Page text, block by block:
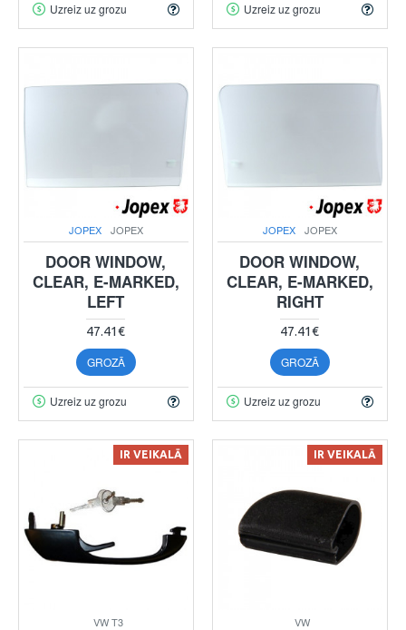
Uzreiz uz grozu Uzreiz uz grozu
JOPEX JOPEX
DOOR WINDOW,
CLEAR, E-MARKED,
LEFT
47.41€
GROZĀ
Uzreiz uz grozu
JOPEX JOPEX
DOOR WINDOW,
CLEAR, E-MARKED,
RIGHT
47.41€
GROZĀ
Uzreiz uz grozu
IR VEIKALĀ
VW T3
IR VEIKALĀ
VW